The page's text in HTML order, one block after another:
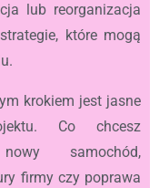
lub reorganizacja
które mogą
krokiem jest jasne
Co chcesz
samochód,
firmy czy poprawa